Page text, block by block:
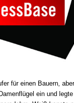
für einen Bauern,
ein und